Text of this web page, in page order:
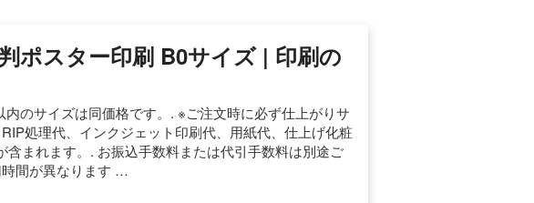
ポスター印刷 B0サイズ | 印刷の
のサイズは同価格です。. ※ご注文時に必ず仕上がりサ
処理代、インクジェット印刷代、用紙代、仕上げ化粧
まれます。. お振込手数料または代引手数料は別途ご
間が異なります …